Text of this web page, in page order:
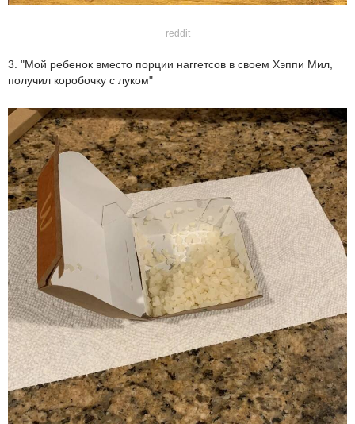
reddit
3. "Мой ребенок вместо порции наггетсов в своем Хэппи Мил,
получил коробочку с луком"